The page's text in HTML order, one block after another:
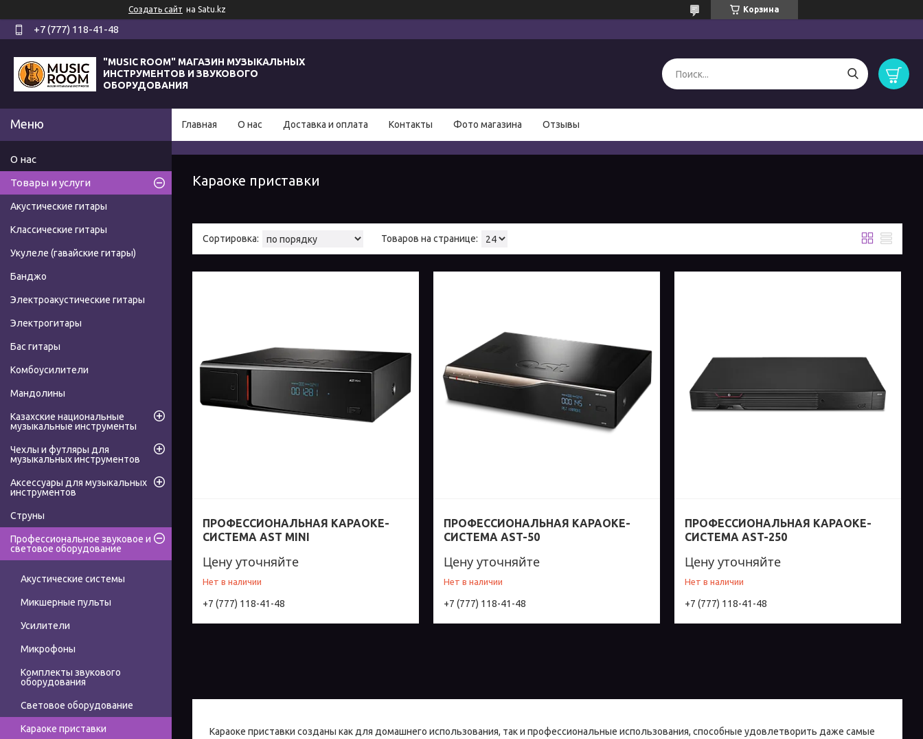
Создать сайт на Satu.kz Корзина
+7 (777) 118-41-48
"MUSIC ROOM" МАГАЗИН МУЗЫКАЛЬНЫХ
ИНСТРУМЕНТОВ И ЗВУКОВОГО
ОБОРУДОВАНИЯ
Главная О нас Доставка и оплата Контакты Фото магазина Отзывы
Караоке приставки
ПРОФЕССИОНАЛЬНАЯ КАРАОКЕ-
СИСТЕМА AST MINI
Цену уточняйте
Нет в наличии
+7 (777) 118-41-48
ПРОФЕССИОНАЛЬНАЯ КАРАОКЕ-
СИСТЕМА AST-50
Цену уточняйте
Нет в наличии
+7 (777) 118-41-48
ПРОФЕССИОНАЛЬНАЯ КАРАОКЕ-
СИСТЕМА AST-250
Цену уточняйте
Нет в наличии
+7 (777) 118-41-48
Караоке приставки созданы как для домашнего использования, так и профессиональные использования, способные удовлетворить даже самые
О нас
Товары и услуги
Акустические гитары
Классические гитары
Укулеле (гавайские гитары)
Банджо
Электроакустические гитары
Электрогитары
Бас гитары
Комбоусилители
Мандолины
Казахские национальные
музыкальные инструменты
Чехлы и футляры для
музыкальных инструментов
Аксессуары для музыкальных
инструментов
Струны
Профессиональное звуковое и
световое оборудование
Акустические системы
Микшерные пульты
Усилители
Микрофоны
Комплекты звукового
оборудования
Световое оборудование
Караоке приставки